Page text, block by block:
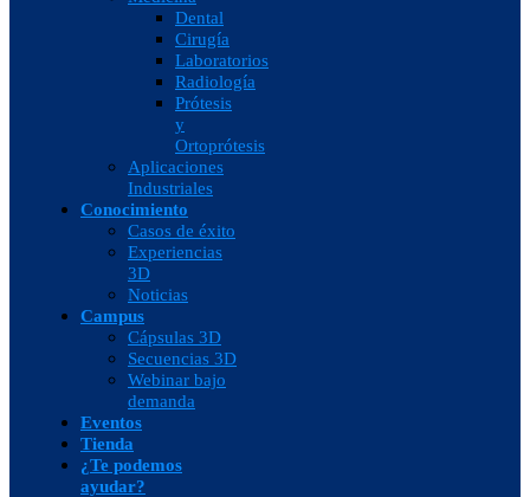
Dental
Cirugía
Laboratorios
Radiología
Prótesis
y
Ortoprótesis
Aplicaciones
Industriales
Conocimiento
Casos de éxito
Experiencias
3D
Noticias
Campus
Cápsulas 3D
Secuencias 3D
Webinar bajo
demanda
Eventos
Tienda
¿Te podemos
ayudar?